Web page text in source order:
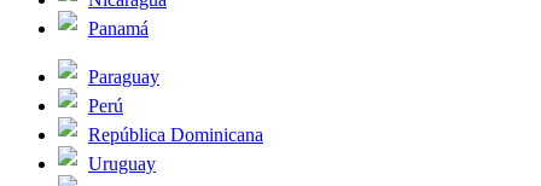
Panamá
Paraguay
Perú
República Dominicana
Uruguay